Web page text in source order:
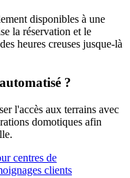
disponibles à une
la réservation et le
heures creuses jusque-là
?
l'accès aux terrains avec
domotiques afin
centres de
clients